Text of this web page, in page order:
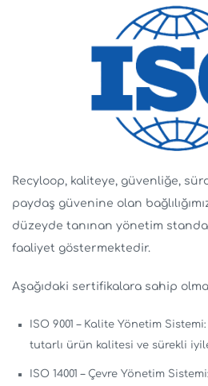
Recyloop, kaliteye, güvenliğe,
paydaş güvenine olan
düzeyde tanınan yönetim
faaliyet göstermektedir.
Aşağıdaki sertifikalara sahip
ISO 9001 – Kalite Yönetim
tutarlı ürün kalitesi ve sürekli
ISO 14001 – Çevre Yönetim